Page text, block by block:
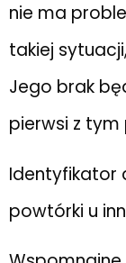
nie ma
takiej
Jego brak
pierwsi z tym
Identyfikator
powtórki u